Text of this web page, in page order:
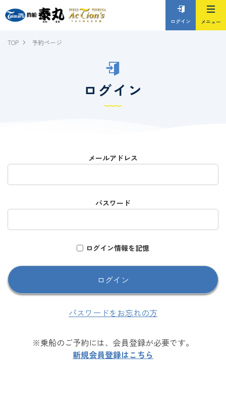
ログイン
TOP 予約ページ
ログイン
メールアドレス
パスワード
ログイン情報を記憶
パスワードをお忘れの方
※乗船のご予約には、会員登録が必要です。
新規会員登録はこちら